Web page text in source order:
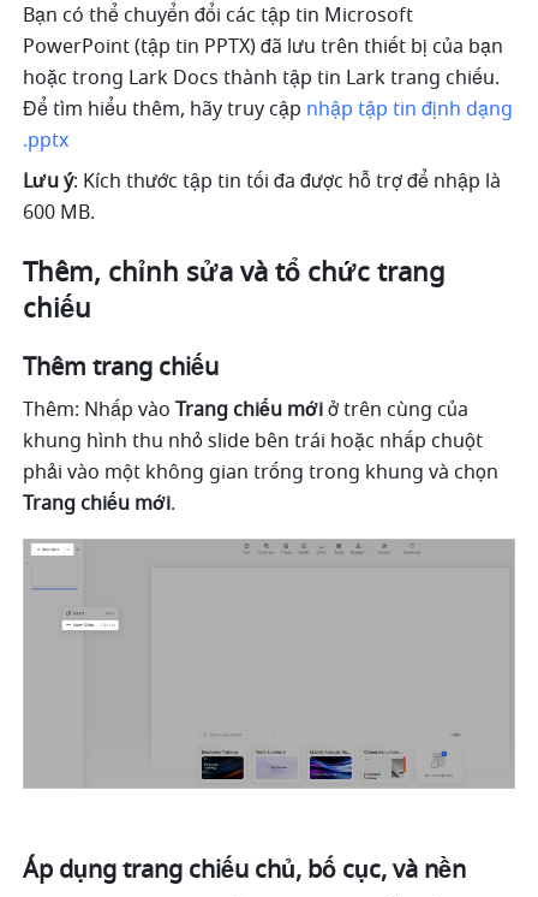
Bạn có thể chuyển đổi các tập tin Microsoft
PowerPoint (tập tin PPTX) đã lưu trên thiết bị của bạn
hoặc trong Lark Docs thành tập tin Lark trang chiếu.
Để tìm hiểu thêm, hãy truy cập nhập tập tin định dạng
.pptx
Lưu ý: Kích thước tập tin tối đa được hỗ trợ để nhập là
600 MB.
Thêm, chỉnh sửa và tổ chức trang
chiếu
Thêm trang chiếu
Thêm: Nhấp vào Trang chiếu mới ở trên cùng của
khung hình thu nhỏ slide bên trái hoặc nhấp chuột
Trang chiếu mới.
Áp dụng trang chiếu chủ, bố cục, và nền